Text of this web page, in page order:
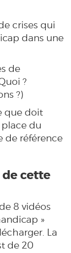
crises qui
dans une
de
?
?)
que doit
place du
de référence
cette
8 vidéos
»
La
de 20